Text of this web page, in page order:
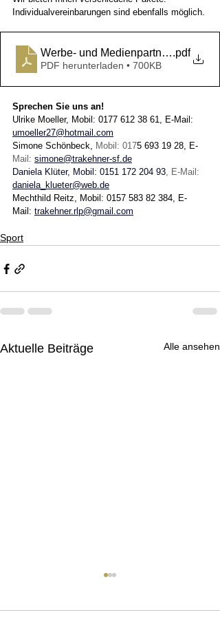
Individualvereinbarungen sind ebenfalls möglich.
Werbe- und Medienpartner werden
.pdf
PDF herunterladen • 700KB
Sprechen Sie uns an!
Ulrike Moeller, Mobil: 0177 612 38 61, E-Mail:
umoeller27@hotmail.com
Simone Schönbeck, Mobil: 0175 693 19 28, E-
Mail: simone@trakehner-sf.de
Daniela Klüter, Mobil: 0151 172 204 93, E-Mail:
daniela_klueter@web.de
Mechthild Reitz, Mobil: 0157 583 82 384, E-
Mail: trakehner.rlp@gmail.com
Sport
Aktuelle Beiträge Alle ansehen